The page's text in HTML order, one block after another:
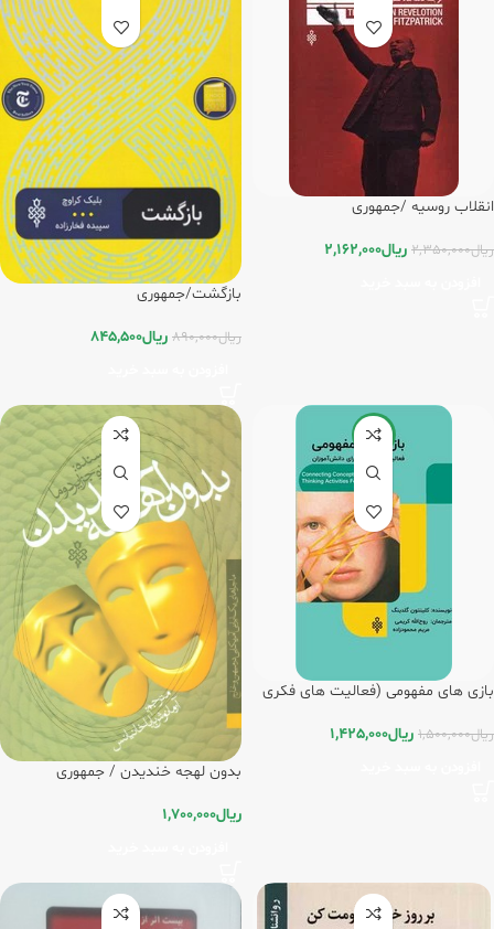
انقلاب روسیه /جمهوری
ریال2,350,000 ریال2,162,000
بازگشت/جمهوری
ریال890,000 ریال845,500
-5%
بازی های مفهومی (فعالیت های فکری
ریال1,500,000 ریال1,425,000
بدون لهجه خندیدن / جمهوری
ریال1,700,000